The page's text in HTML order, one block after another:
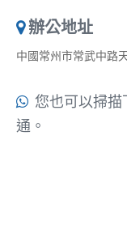
 辦公地址
中國常州市常武中路
 您也可以掃
通。